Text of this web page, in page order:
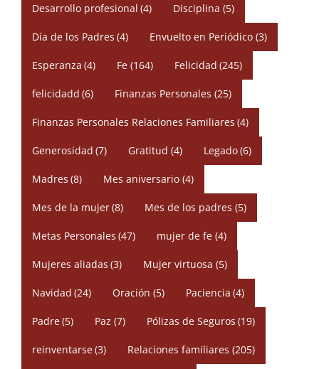
Desarrollo profesional (4) Disciplina (5)
Día de los Padres (4) Envuelto en Periódico (3)
Esperanza (4) Fe (164) Felicidad (245)
felicidadd (6) Finanzas Personales (25)
Finanzas Personales Relaciones Familiares (4)
Generosidad (7) Gratitud (4) Legado(6)
Madres (8) Mes aniversario (4)
Mes de la mujer(8) Mes de los padres (5)
Metas Personales (47) mujer de fe (4)
Mujeres aliadas (3) Mujer virtuosa (5)
Navidad (24) Oración (5) Paciencia (4)
Padre(5) Paz (7) Pólizas de Seguros (19)
reinventarse(3) Relaciones familiares (205)